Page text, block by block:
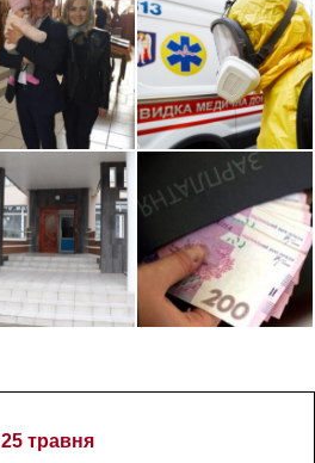
25 травня